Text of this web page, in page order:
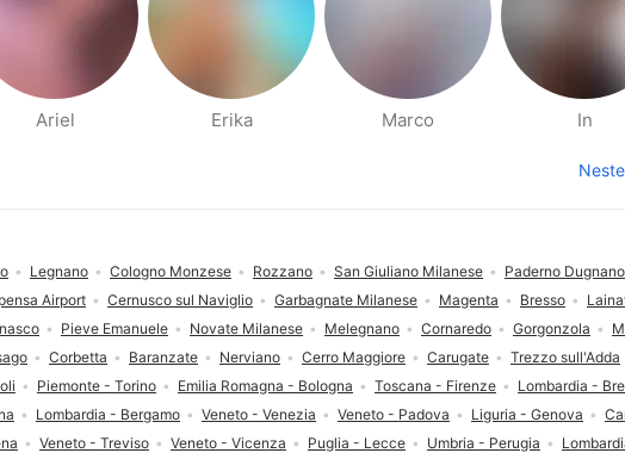
Ariel Erika Marco In
Neste
Piemonte - Torino Emilia Romagna - Bologna Toscana - Firenze Lombardia -
Lombardia - Bergamo Veneto - Venezia Veneto - Padova Liguria - Genova
Veneto - Treviso Veneto - Vicenza Puglia - Lecce Umbria - Perugia
Legnano Cologno Monzese Rozzano San Giuliano Milanese Paderno Dugnano
Airport Cernusco sul Naviglio Garbagnate Milanese Magenta Bresso
Pieve Emanuele Novate Milanese Melegnano Cornaredo Gorgonzola
Corbetta Baranzate Nerviano Cerro Maggiore Carugate Trezzo sull'Adda